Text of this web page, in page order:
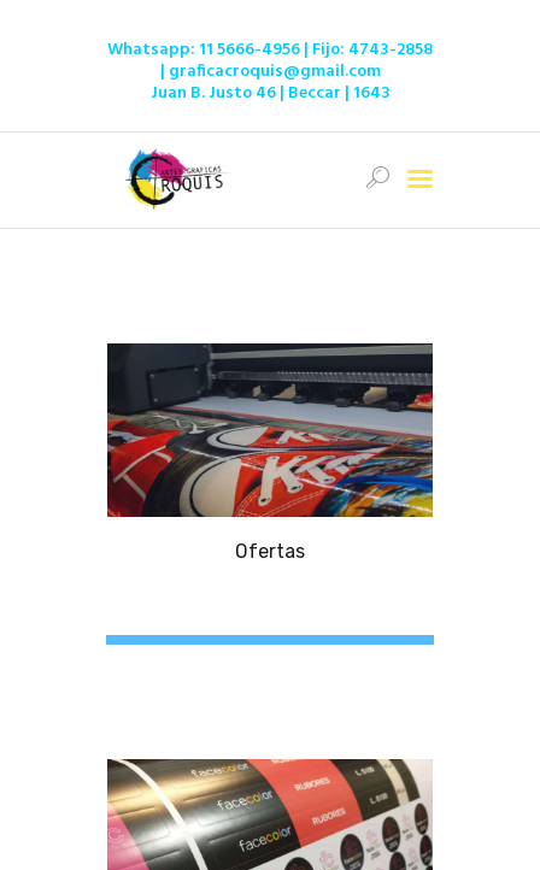
Whatsapp: 11 5666-4956| Fijo: 4743-2858
| graficacroquis@gmail.com
Juan B. Justo 46 | Beccar | 1643
Inicio
Ofertas
Contacto
Ofertas